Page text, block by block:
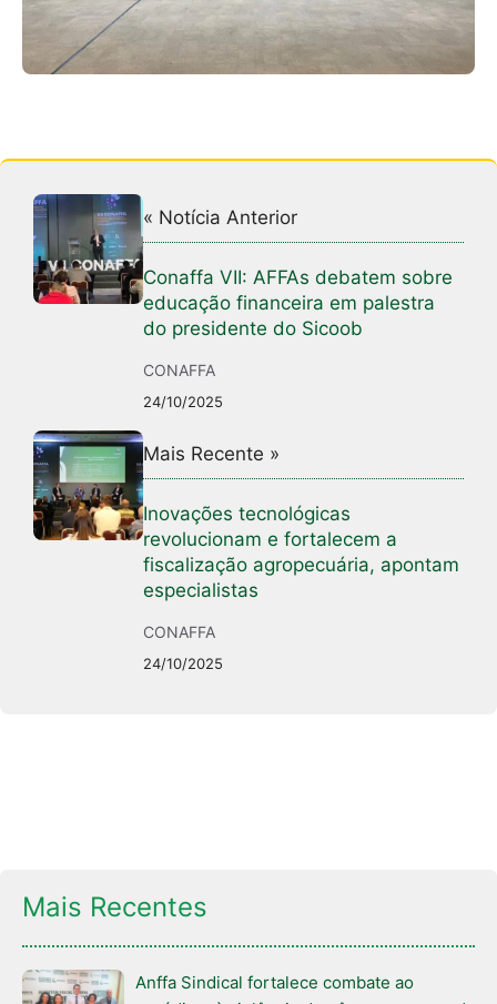
« Notícia Anterior
Conaffa VII: AFFAs debatem sobre
educação financeira em palestra
do presidente do Sicoob
CONAFFA
24/10/2025
Mais Recente »
Inovações tecnológicas
revolucionam e fortalecem a
fiscalização agropecuária, apontam
especialistas
CONAFFA
24/10/2025
Mais Recentes
Anffa Sindical fortalece combate ao